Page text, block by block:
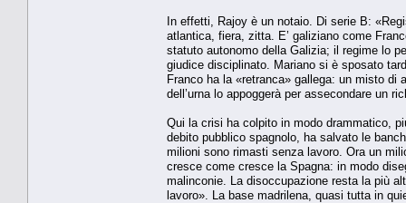
In effetti, Rajoy è un notaio. Di serie B:
atlantica, fiera, zitta. E’ galiziano come
statuto autonomo della Galizia; il regime lo
giudice disciplinato. Mariano si è sposato
Franco ha la «retranca» gallega: un misto
dell’urna lo appoggerà per assecondare un
Qui la crisi ha colpito in modo drammatico,
debito pubblico spagnolo, ha salvato le
milioni sono rimasti senza lavoro. Ora un
cresce come cresce la Spagna: in modo
malinconie. La disoccupazione resta la più
lavoro». La base madrilena, quasi tutta in